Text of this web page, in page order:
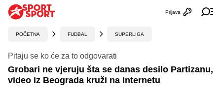
Otvori
Prijava
POČETNA FUDBAL SUPERLIGA
Pitaju se ko će za to odgovarati
Grobari ne vjeruju šta se danas desilo Partizanu,
video iz Beograda kruži na internetu